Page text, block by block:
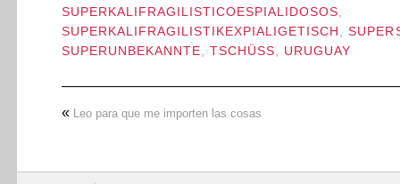
SUPERKALIFRAGILISTICOESPIALIDOSOS,
SUPERKALIFRAGILISTIKEXPIALIGETISCH ,
SUPERUNBEKANNTE, TSCHÜSS, URUGUAY
« Leo para que me importen las cosas